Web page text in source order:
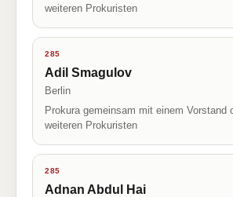
weiteren Prokuristen
285
Adil Smagulov
Berlin
Prokura gemeinsam mit einem Vorstand
weiteren Prokuristen
285
Adnan Abdul Hai